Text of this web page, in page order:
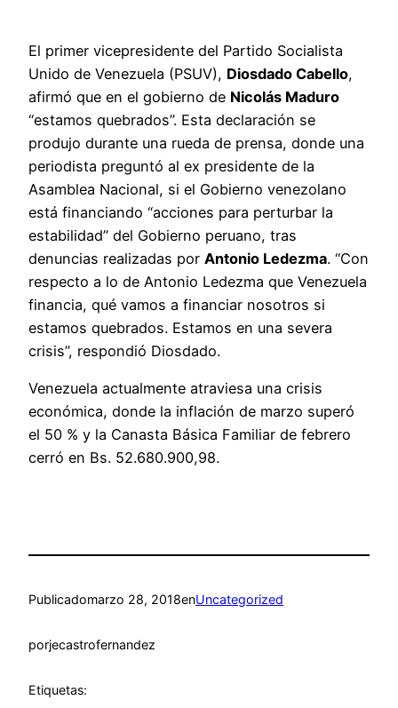
El primer vicepresidente del Partido Socialista
Unido de Venezuela (PSUV), Diosdado Cabello,
afirmó que en el gobierno de Nicolás Maduro
“estamos quebrados”. Esta declaración se
produjo durante una rueda de prensa, donde una
periodista preguntó al ex presidente de la
Asamblea Nacional, si el Gobierno venezolano
está financiando “acciones para perturbar la
estabilidad” del Gobierno peruano, tras
denuncias realizadas por Antonio Ledezma. “Con
respecto a lo de Antonio Ledezma que Venezuela
financia, qué vamos a financiar nosotros si
estamos quebrados. Estamos en una severa
crisis”, respondió Diosdado.
Venezuela actualmente atraviesa una crisis
económica, donde la inflación de marzo superó
el 50 % y la Canasta Básica Familiar de febrero
cerró en Bs. 52.680.900,98.
Publicadomarzo 28, 2018enUncategorized
porjecastrofernandez
Etiquetas: